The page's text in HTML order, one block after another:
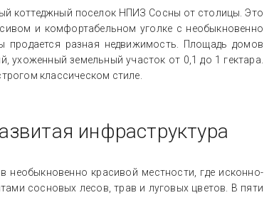
коттеджный поселок НПИЗ Сосны от столицы. Это
и комфортабельном уголке с необыкновенно
разная недвижимость. Площадь домов
ухоженный земельный участок от 0,1 до 1 гектара.
классическом стиле.
инфраструктура
красивой местности, где исконно-
сосновых лесов, трав и луговых цветов. В пяти